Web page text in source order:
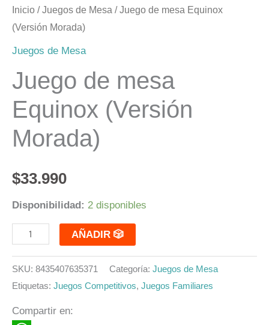
Inicio /Juegos de Mesa / Juego de mesa Equinox
(Versión Morada)
Juegos de Mesa
Juego de mesa
Equinox (Versión
Morada)
$33.990
Disponibilidad: 2 disponibles
AÑADIR 🎲
SKU: 8435407635371 Categoría: Juegos de Mesa
Etiquetas: Juegos Competitivos, Juegos Familiares
Compartir en: